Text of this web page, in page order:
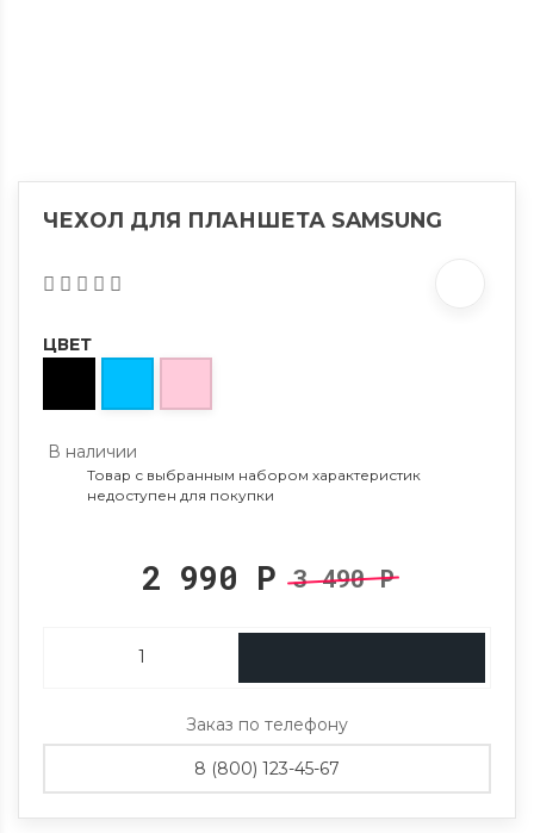
ЧЕХОЛ ДЛЯ ПЛАНШЕТА SAMSUNG
ЦВЕТ
В наличии
Товар с выбранным набором характеристик
недоступен для покупки
2 990 Р 3 490Р
Заказ по телефону
8 (800) 123-45-67